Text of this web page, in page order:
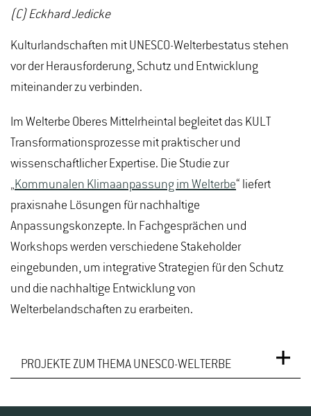
(C) Eckhard Jedicke
Kulturlandschaften mit UNESCO-Welterbestatus stehen
vor der Herausforderung, Schutz und Entwicklung
miteinander zu verbinden.
Im Welterbe Oberes Mittelrheintal begleitet das KULT
Transformationsprozesse mit praktischer und
wissenschaftlicher Expertise. Die Studie zur
„Kommunalen Klimaanpassung im Welterbe“ liefert
praxisnahe Lösungen für nachhaltige
Anpassungskonzepte. In Fachgesprächen und
Workshops werden verschiedene Stakeholder
eingebunden, um integrative Strategien für den Schutz
und die nachhaltige Entwicklung von
Welterbelandschaften zu erarbeiten.
PROJEKTE ZUM THEMA UNESCO-WELTERBE